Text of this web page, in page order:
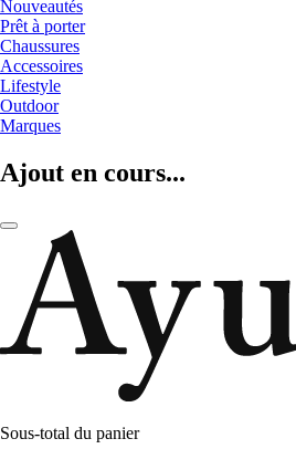
Nouveautés
Prêt à porter
Chaussures
Accessoires
Lifestyle
Outdoor
Marques
Ajout en cours...
Sous-total du panier